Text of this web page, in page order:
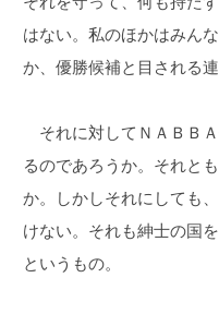
はない。私のほかはみん
か、優勝候補と目される
それに対してＮＡＢＢ
るのであろうか。それと
か。しかしそれにしても
けない。それも紳士の国
というもの。